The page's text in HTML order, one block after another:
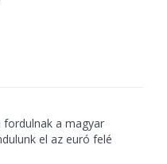
fordulnak a magyar
el az euró felé